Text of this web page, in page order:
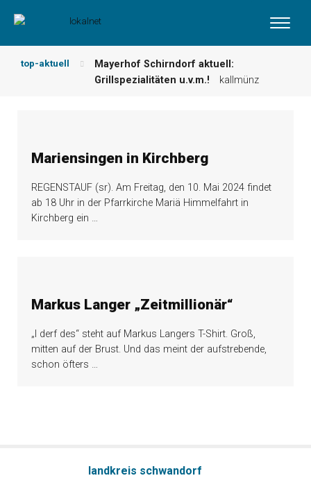
top-aktuell
Mayerhof Schirndorf aktuell:
Grillspezialitäten u.v.m.!
kallmünz
leserbriefe
Angebot … maxhütte-haidhof
Nutzen Sie aktuelle Angebote Ihrer
Region!
Mariensingen in Kirchberg
REGENSTAUF (sr). Am Freitag, den 10. Mai 2024 findet
ab 18 Uhr in der Pfarrkirche Mariä Himmelfahrt in
Kirchberg ein …
Markus Langer „Zeitmillionär“
„I derf des“ steht auf Markus Langers T-Shirt. Groß,
mitten auf der Brust. Und das meint der aufstrebende,
schon öfters …
landkreis schwandorf